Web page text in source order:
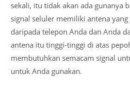
sekali, itu tidak akan ada gunanya
signal seluler memiliki antena
daripada telepon Anda dan Anda
antena itu tinggi-tinggi di atas
membutuhkan semacam signal
untuk Anda gunakan.